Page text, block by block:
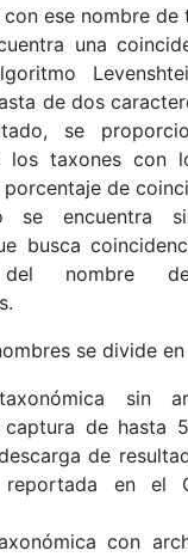
ese nombre de
una
de dos
se
los taxones con
de
se encuentra
busca
del nombre
se divide
sin
captura de hasta
de
reportada en el
con